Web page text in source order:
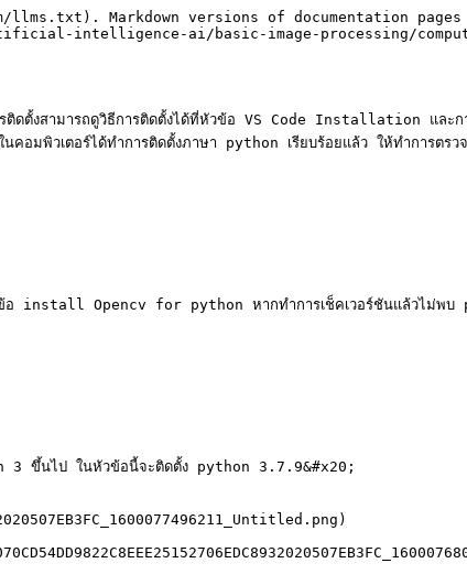
Markdown versions of documentation
intelligence-ai/basic-image-processing/
งสามารถดูวิธีการติดตั้งได้ที่หัวข้อ VS Code Installation และกา
พิวเตอร์ได้ทำการติดตั้งภาษา python เรียบร้อยแล้ว ให้ทำการตรว
อ install Opencv for python หากทำการเช็คเวอร์ชันแล้วไม่พบ
ขึ้นไป ในหัวข้อนี้จะติดตั้ง python 3.7.9&#x20;